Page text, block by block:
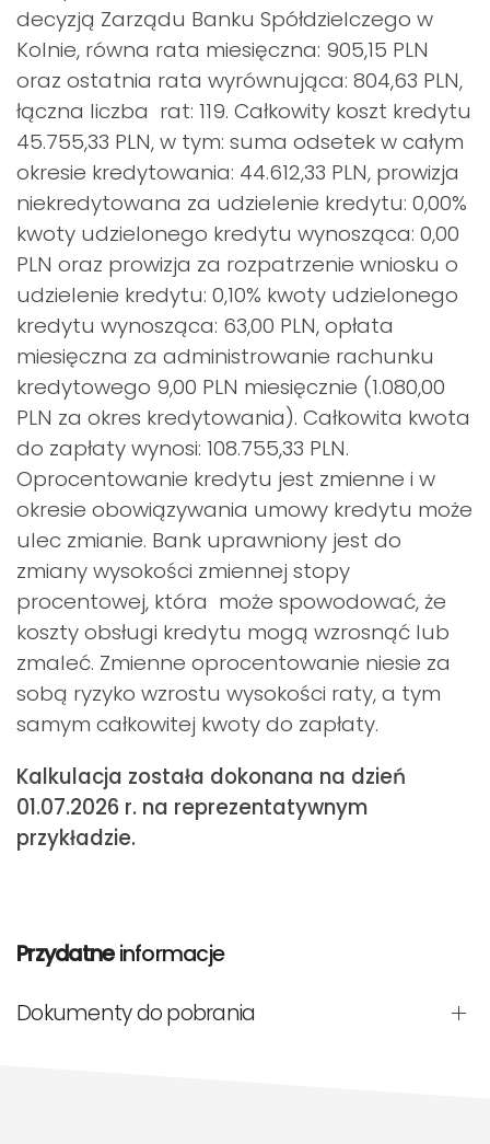
decyzją Zarządu Banku Spółdzielczego w
Kolnie, równa rata miesięczna: 905,15 PLN
oraz ostatnia rata wyrównująca: 804,63 PLN,
łączna liczba rat: 119. Całkowity koszt kredytu
45.755,33 PLN, w tym: suma odsetek w całym
okresie kredytowania: 44.612,33 PLN, prowizja
niekredytowana za udzielenie kredytu: 0,00%
kwoty udzielonego kredytu wynosząca: 0,00
PLN oraz prowizja za rozpatrzenie wniosku o
udzielenie kredytu: 0,10% kwoty udzielonego
kredytu wynosząca: 63,00 PLN, opłata
miesięczna za administrowanie rachunku
kredytowego 9,00 PLN miesięcznie (1.080,00
PLN za okres kredytowania). Całkowita kwota
do zapłaty wynosi: 108.755,33 PLN.
Oprocentowanie kredytu jest zmienne i w
okresie obowiązywania umowy kredytu może
ulec zmianie. Bank uprawniony jest do
zmiany wysokości zmiennej stopy
procentowej, która może spowodować, że
koszty obsługi kredytu mogą wzrosnąć lub
zmaleć. Zmienne oprocentowanie niesie za
sobą ryzyko wzrostu wysokości raty, a tym
samym całkowitej kwoty do zapłaty.
Kalkulacja została dokonana na dzień
01.07.2026 r. na reprezentatywnym
przykładzie.
Przydatneinformacje
Dokumenty do pobrania